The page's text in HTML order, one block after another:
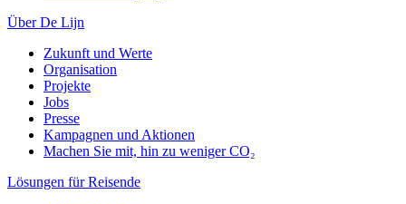
Über De Lijn
Zukunft und Werte
Organisation
Projekte
Jobs
Presse
Kampagnen und Aktionen
Machen Sie mit, hin zu weniger CO₂
Lösungen für Reisende